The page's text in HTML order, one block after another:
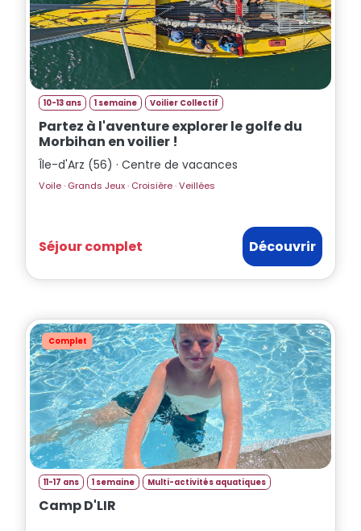
10-13 ans 1 semaine Voilier Collectif
Partez à l'aventure explorer le golfe du
Morbihan en voilier !
Île-d'Arz (56) · Centre de vacances
Voile · Grands Jeux · Croisière · Veillées
Séjour complet Découvrir
Complet
11-17 ans 1 semaine Multi-activités aquatiques
Camp D'LIR